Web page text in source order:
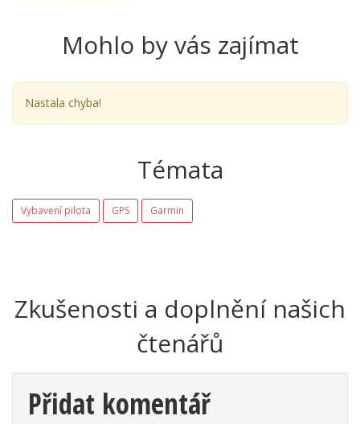
Mohlo by vás zajímat
Nastala chyba!
Témata
Vybavení pilota GPS Garmin
Zkušenosti a doplnění našich
čtenářů
Přidat komentář